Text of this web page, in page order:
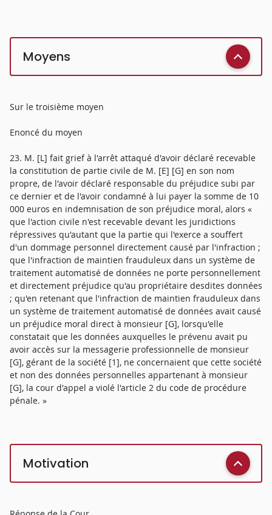
Moyens
Sur le troisième moyen
Enoncé du moyen
23. M. [L] fait grief à l'arrêt attaqué d'avoir déclaré recevable
la constitution de partie civile de M. [E] [G] en son nom
propre, de l'avoir déclaré responsable du préjudice subi par
ce dernier et de l'avoir condamné à lui payer la somme de 10
000 euros en indemnisation de son préjudice moral, alors «
que l'action civile n'est recevable devant les juridictions
répressives qu'autant que la partie qui l'exerce a souffert
d'un dommage personnel directement causé par l'infraction ;
que l'infraction de maintien frauduleux dans un système de
traitement automatisé de données ne porte personnellement
et directement préjudice qu'au propriétaire desdites données
; qu'en retenant que l'infraction de maintien frauduleux dans
un système de traitement automatisé de données avait causé
un préjudice moral direct à monsieur [G], lorsqu'elle
constatait que les données auxquelles le prévenu avait pu
avoir accès sur la messagerie professionnelle de monsieur
[G], gérant de la société [1], ne concernaient que cette société
et non des données personnelles appartenant à monsieur
[G], la cour d'appel a violé l'article 2 du code de procédure
pénale. »
Motivation